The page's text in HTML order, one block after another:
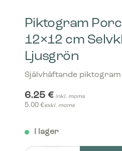
Piktogram
12×12 cm
Ljusgrön
Självhäftande
6.25 € inkl. moms
5.00 €exkl. moms
I lager